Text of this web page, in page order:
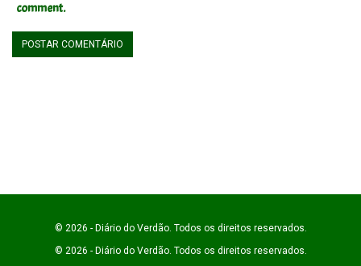
comment.
© 2026 - Diário do Verdão. Todos os direitos reservados.
© 2026 - Diário do Verdão. Todos os direitos reservados.